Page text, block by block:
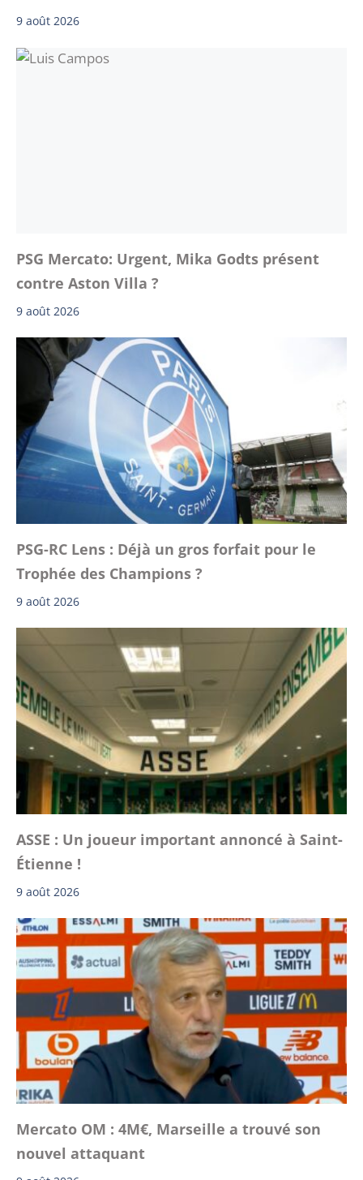
9 août 2026
PSG Mercato: Urgent, Mika Godts présent
contre Aston Villa ?
9 août 2026
PSG-RC Lens : Déjà un gros forfait pour le
Trophée des Champions ?
9 août 2026
ASSE : Un joueur important annoncé à Saint-
Étienne !
9 août 2026
Mercato OM : 4M€, Marseille a trouvé son
nouvel attaquant